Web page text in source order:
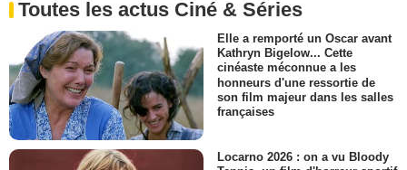
Toutes les actus Ciné & Séries
Elle a remporté un Oscar avant
Kathryn Bigelow... Cette
cinéaste méconnue a les
honneurs d'une ressortie de
son film majeur dans les salles
françaises
Locarno 2026 : on a vu Bloody